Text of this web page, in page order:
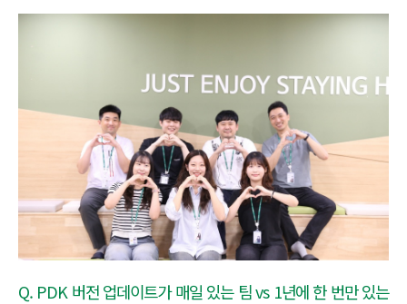
Q. PDK 버전 업데이트가 매일 있는 팀 vs 1년에 한 번만 있는